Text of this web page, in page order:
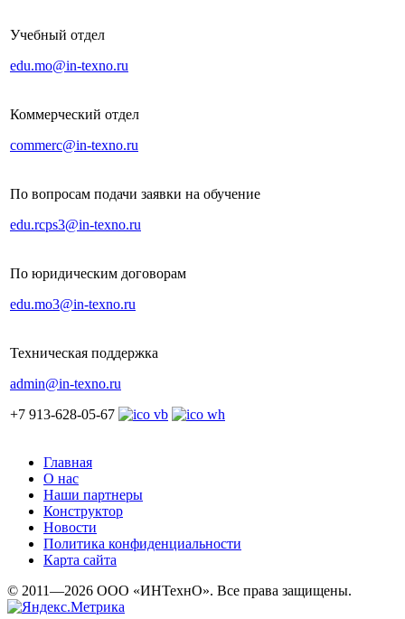
Учебный отдел
edu.mo@in-texno.ru
Коммерческий отдел
commerc@in-texno.ru
По вопросам подачи заявки на обучение
edu.rcps3@in-texno.ru
По юридическим договорам
edu.mo3@in-texno.ru
Техническая поддержка
admin@in-texno.ru
+7 913-628-05-67
Главная
О нас
Наши партнеры
Конструктор
Новости
Политика конфиденциальности
Карта сайта
© 2011—2026 ООО «ИНТехнО». Все права защищены.